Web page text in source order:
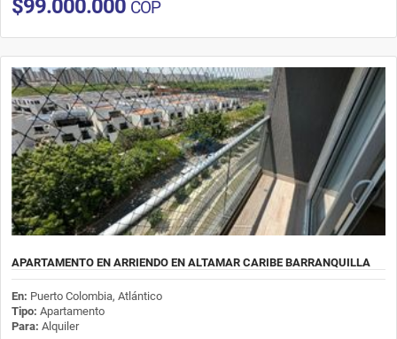
$99.000.000 COP
APARTAMENTO EN ARRIENDO EN ALTAMAR CARIBE BARRANQUILLA
En: Puerto Colombia, Atlántico
Tipo: Apartamento
Para: Alquiler